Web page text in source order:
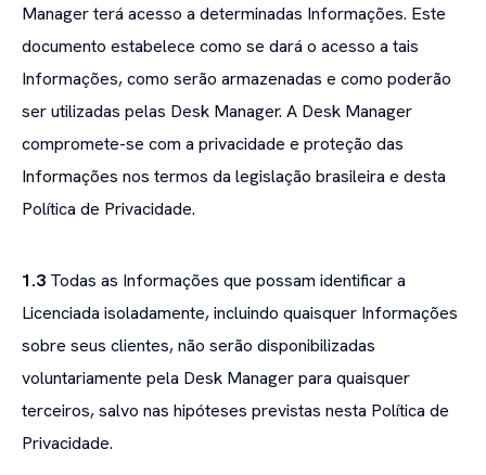
Manager terá acesso a determinadas Informações. Este
documento estabelece como se dará o acesso a tais
Informações, como serão armazenadas e como poderão
ser utilizadas pelas Desk Manager. A Desk Manager
compromete-se com a privacidade e proteção das
Informações nos termos da legislação brasileira e desta
Política de Privacidade.
1.3 Todas as Informações que possam identificar a
Licenciada isoladamente, incluindo quaisquer Informações
sobre seus clientes, não serão disponibilizadas
voluntariamente pela Desk Manager para quaisquer
terceiros, salvo nas hipóteses previstas nesta Política de
Privacidade.